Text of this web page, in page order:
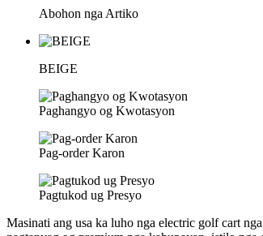
Abohon nga Artiko
BEIGE
Paghangyo og Kwotasyon
Pag-order Karon
Pagtukod ug Presyo
Masinati ang usa ka luho nga electric golf cart